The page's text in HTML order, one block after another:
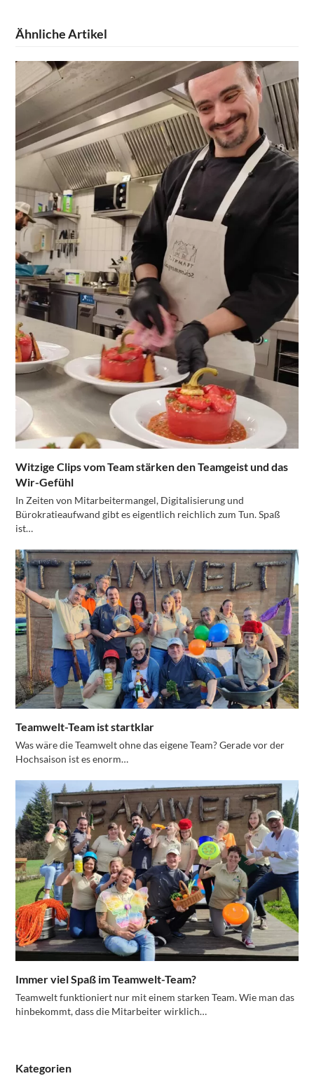
Ähnliche Artikel
Witzige Clips vom Team stärken den Teamgeist und das
Wir-Gefühl
In Zeiten von Mitarbeitermangel, Digitalisierung und
Bürokratieaufwand gibt es eigentlich reichlich zum Tun. Spaß
ist…
Teamwelt-Team ist startklar
Was wäre die Teamwelt ohne das eigene Team? Gerade vor der
Hochsaison ist es enorm…
Immer viel Spaß im Teamwelt-Team?
Teamwelt funktioniert nur mit einem starken Team. Wie man das
hinbekommt, dass die Mitarbeiter wirklich…
Kategorien